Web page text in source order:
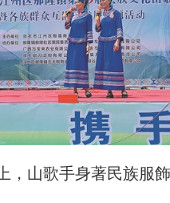
，山歌手身著民族服飾